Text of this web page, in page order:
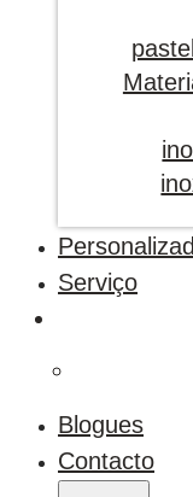
Serviço
Blogues
Contacto